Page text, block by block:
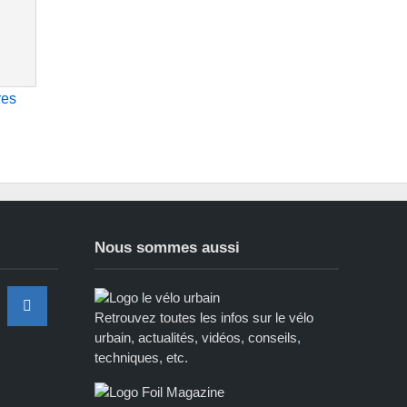
Nous sommes aussi
Retrouvez toutes les infos sur le vélo
urbain, actualités, vidéos, conseils,
techniques, etc.